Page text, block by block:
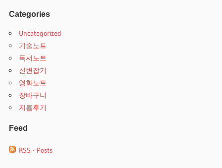
Categories
Uncategorized
기술노트
독서노트
신변잡기
영화노트
장바구니
지름후기
Feed
RSS - Posts